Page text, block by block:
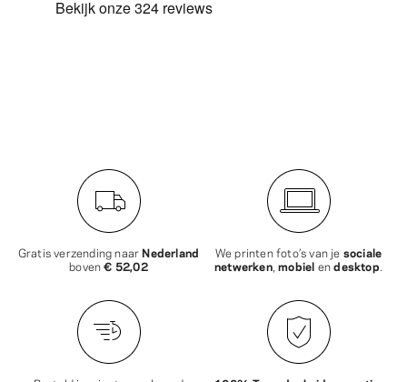
Gratis verzending naar Nederland
boven€ 52,02
We printen foto’s van je sociale
netwerken,mobiel endesktop